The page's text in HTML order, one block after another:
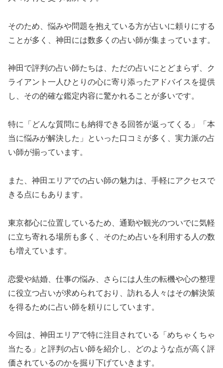
そのため、悩みや問題を抱えている方が占いに頼りにする
ことが多く、神田には数多くの占い師が集まっています。
神田で評判の占い師たちは、ただの占いにとどまらず、ク
ライアント一人ひとりの心に寄り添ったアドバイスを提供
し、その的確な鑑定内容に驚かれることが多いです。
特に「どんな質問にも納得できる回答が返ってくる」「本
当に悩みが解決した」といった口コミが多く、実力派の占
い師が揃っています。
また、神田エリアでの占い師の魅力は、手軽にアクセスで
きる点にもあります。
東京都心に位置しているため、通勤や観光のついでに気軽
に立ち寄れる場所も多く、そのため占いを利用する人の数
も増えています。
恋愛や結婚、仕事の悩み、さらには人生の転機や心の整理
に役立つ占いが求められており、訪れる人々はその解決策
を得るために占い師を頼りにしています。
今回は、神田エリアで特に注目されている「めちゃくちゃ
当たる」と評判の占い師を紹介し、どのような点が高く評
価されているのかを掘り下げていきます。